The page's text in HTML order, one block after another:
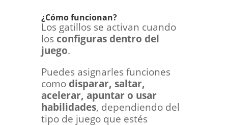
¿Cómo funcionan?
Los gatillos se activan cuando
los configuras dentro del
juego.
Puedes asignarles funciones
como disparar, saltar,
acelerar, apuntar o usar
habilidades, dependiendo del
tipo de juego que estés